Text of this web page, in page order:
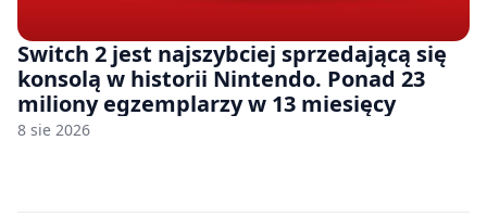
Switch 2 jest najszybciej sprzedającą się
konsolą w historii Nintendo. Ponad 23
miliony egzemplarzy w 13 miesięcy
8 sie 2026